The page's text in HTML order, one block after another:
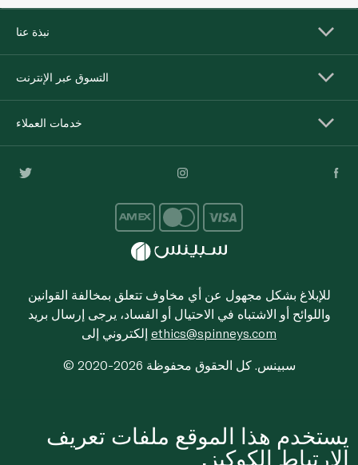
نبذة عنا
التسوق عبر الإنترنت
خدمات العملاء
للإبلاغ بشكل مجهول عن أي مخاوف تتعلق بمخالفة القوانين
واللوائح أو الاشتباه في الاحتيال أو الفساد، يرجى إرسال بريد
ethics@spinneys.com
© 2020-2026 سبينس. كل الحقوق محفوظة
يستخدم هذا الموقع ملفات تعريف
الارتباط الكوكيز.